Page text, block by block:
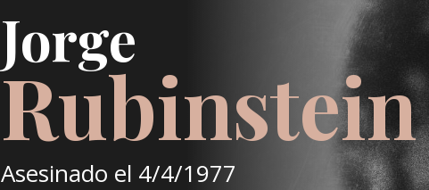
Jorge
Rubinstein
Asesinado el 4/4/1977